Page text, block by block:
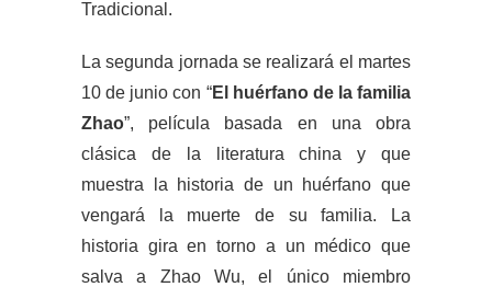
Tradicional.
La segunda jornada se realizará el martes
10 de junio con “El huérfano de la familia
Zhao”, película basada en una obra
clásica de la literatura china y que
muestra la historia de un huérfano que
vengará la muerte de su familia. La
historia gira en torno a un médico que
salva a Zhao Wu, el único miembro